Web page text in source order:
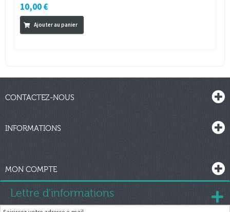
10,00 €
Ajouter au panier
CONTACTEZ-NOUS
INFORMATIONS
MON COMPTE
Lettre d'informations